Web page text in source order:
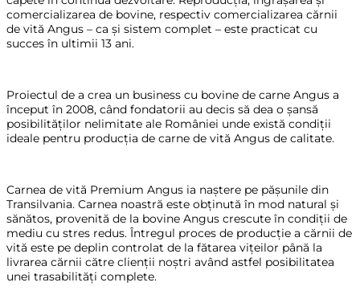
comercializarea de bovine, respectiv comercializarea cărnii
de vită Angus – ca și sistem complet – este practicat cu
succes în ultimii 13 ani.
Proiectul de a crea un business cu bovine de carne Angus a
început în 2008, când fondatorii au decis să dea o șansă
posibilităților nelimitate ale României unde există condiții
ideale pentru producția de carne de vită Angus de calitate.
Carnea de vită Premium Angus ia naștere pe pășunile din
Transilvania. Carnea noastră este obținută în mod natural și
sănătos, provenită de la bovine Angus crescute în condiții de
mediu cu stres redus. Întregul proces de producție a cărnii de
vită este pe deplin controlat de la fătarea vițeilor până la
livrarea cărnii către clienții noștri având astfel posibilitatea
unei trasabilități complete.